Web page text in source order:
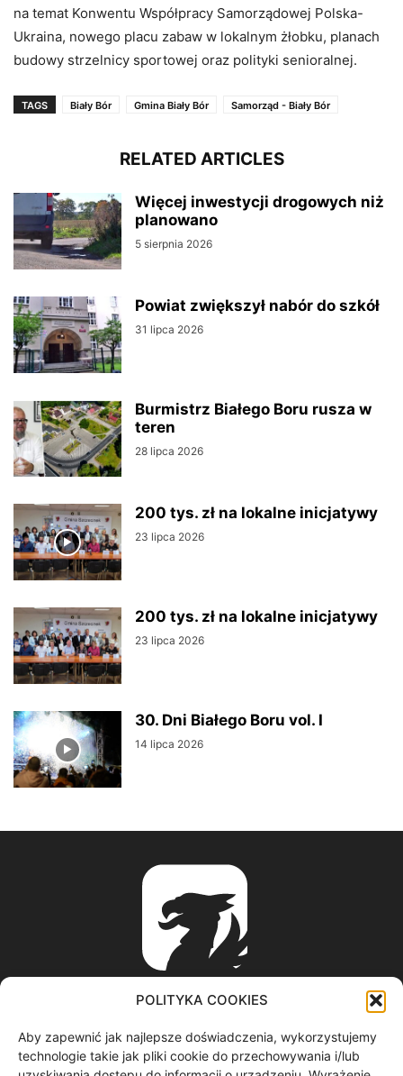
POLITYKA COOKIES
Aby zapewnić jak najlepsze doświadczenia, wykorzystujemy
technologie takie jak pliki cookie do przechowywania i/lub
na temat Konwentu Współpracy Samorządowej Polska-
Ukraina, nowego placu zabaw w lokalnym żłobku, planach
budowy strzelnicy sportowej oraz polityki senioralnej.
TAGS Biały Bór Gmina Biały Bór Samorząd - Biały Bór
RELATED ARTICLES
Więcej inwestycji drogowych niż
planowano
5 sierpnia 2026
Powiat zwiększył nabór do szkół
31 lipca 2026
Burmistrz Białego Boru rusza w
teren
28 lipca 2026
200 tys. zł na lokalne inicjatywy
23 lipca 2026
200 tys. zł na lokalne inicjatywy
23 lipca 2026
30. Dni Białego Boru vol. I
14 lipca 2026
ABOUT US